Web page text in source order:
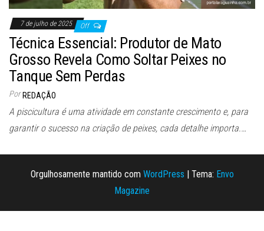
7 de julho de 2025 Off
Técnica Essencial: Produtor de Mato
Grosso Revela Como Soltar Peixes no
Tanque Sem Perdas
Por REDAÇÃO
A piscicultura é uma atividade em constante crescimento e, para
garantir o sucesso na criação de peixes, cada detalhe importa.…
Orgulhosamente mantido com WordPress | Tema: Envo
Magazine